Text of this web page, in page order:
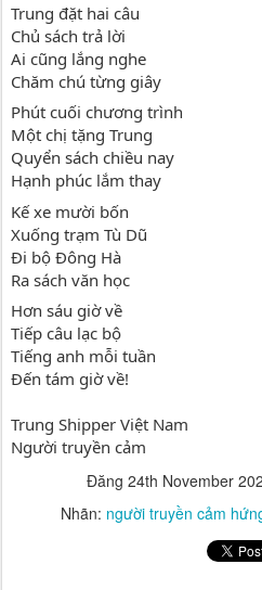
Trung đặt hai câu
Chủ sách trả lời
Ai cũng lắng nghe
Chăm chú từng giây
Phút cuối chương trình
Một chị tặng Trung
Quyển sách chiều nay
Hạnh phúc lắm thay
Kế xe mười bốn
Xuống trạm Tù Dũ
Đi bộ Đông Hà
Ra sách văn học
Hơn sáu giờ về
Tiếp câu lạc bộ
Tiếng anh mỗi tuần
Đến tám giờ về!
Trung Shipper Việt Nam
Người truyền cảm
Đăng 24th November
Nhãn: người truyền cảm